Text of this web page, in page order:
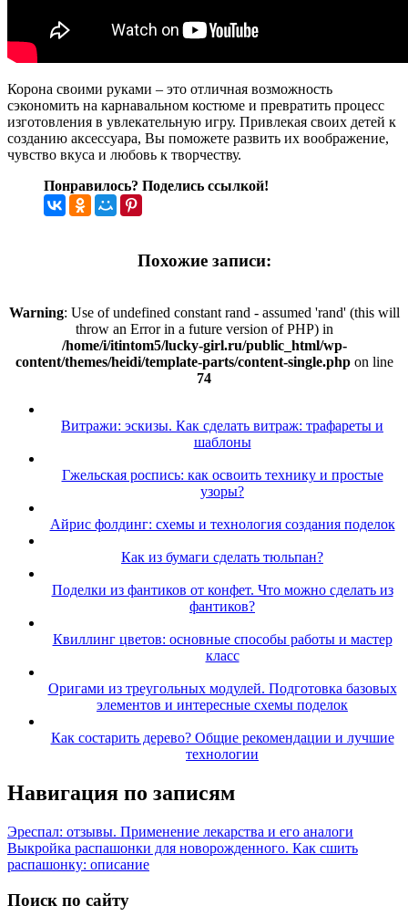
Корона своими руками – это отличная возможность
сэкономить на карнавальном костюме и превратить процесс
изготовления в увлекательную игру. Привлекая своих детей к
созданию аксессуара, Вы поможете развить их воображение,
чувство вкуса и любовь к творчеству.
Понравилось? Поделись ссылкой!
Похожие записи:
Warning: Use of undefined constant rand - assumed 'rand' (this will
throw an Error in a future version of PHP) in
/home/i/itintom5/lucky-girl.ru/public_html/wp-
content/themes/heidi/template-parts/content-single.phpon line
74
Витражи: эскизы. Как сделать витраж: трафареты и
шаблоны
Гжельская роспись: как освоить технику и простые
узоры?
Айрис фолдинг: схемы и технология создания поделок
Как из бумаги сделать тюльпан?
Поделки из фантиков от конфет. Что можно сделать из
фантиков?
Квиллинг цветов: основные способы работы и мастер
класс
Оригами из треугольных модулей. Подготовка базовых
элементов и интересные схемы поделок
Как состарить дерево? Общие рекомендации и лучшие
технологии
Навигация по записям
Эреспал: отзывы. Применение лекарства и его аналоги
Выкройка распашонки для новорожденного. Как сшить
распашонку: описание
Поиск по сайту